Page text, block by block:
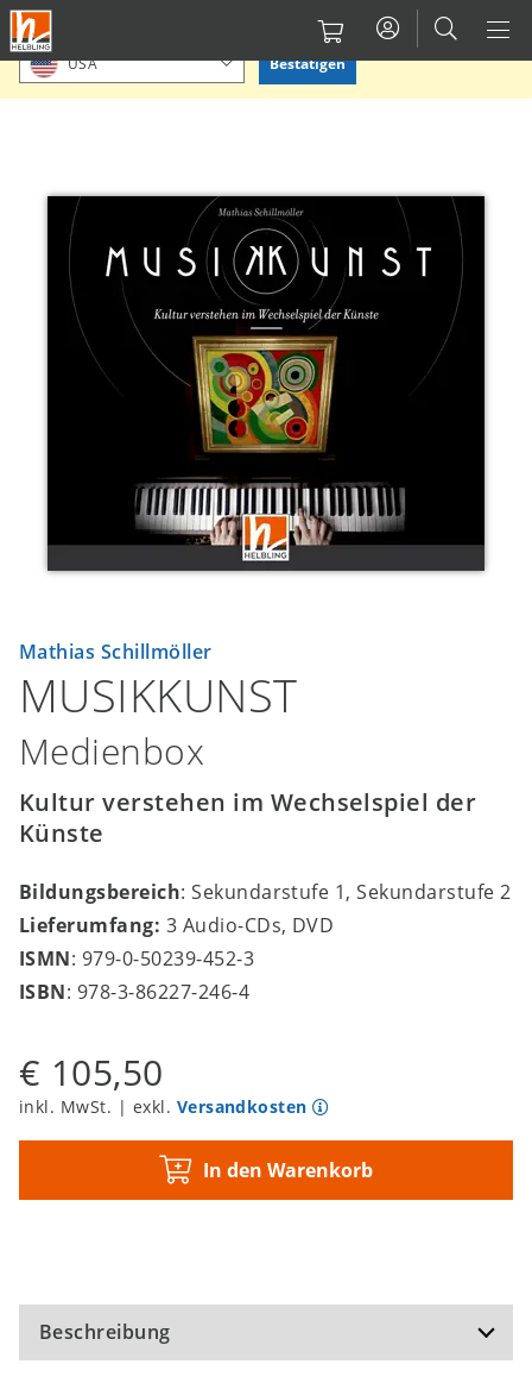
Direkt
zum
Inhalt
Bitte Standort bestätigen oder einen anderen auswählen.
USA Bestätigen
Mathias Schillmöller
MUSIKKUNST
Medienbox
Kultur verstehen im Wechselspiel der
Künste
Bildungsbereich: Sekundarstufe 1, Sekundarstufe 2
Lieferumfang: 3 Audio-CDs, DVD
ISMN: 979-0-50239-452-3
ISBN: 978-3-86227-246-4
€ 105,50
inkl. MwSt. | exkl. Versandkosten
In den Warenkorb
Beschreibung